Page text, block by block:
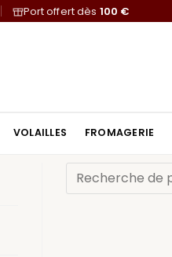
Port offert dès 100 €
VOLAILLES FROMAGERIE